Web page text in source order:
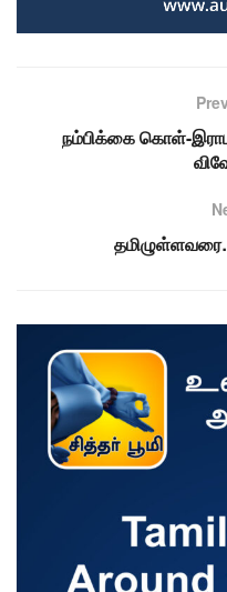
நம்பிக்கை கொள்-